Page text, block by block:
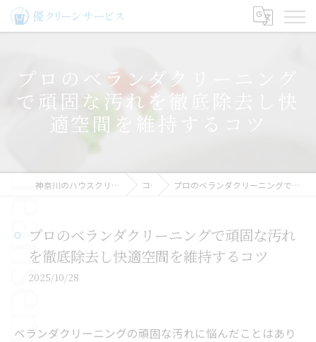
プロのベランダクリーニング
で頑固な汚れを徹底除去し快
適空間を維持するコツ
神奈川のハウスクリーニングなら優クリーンサービス コラム プロのベランダクリーニングで頑固な汚れを徹底除去し快適空間を維持するコツ
プロのベランダクリーニングで頑固な汚れ
を徹底除去し快適空間を維持するコツ
2025/10/28
ベランダクリーニングの頑固な汚れに悩んだことはあり